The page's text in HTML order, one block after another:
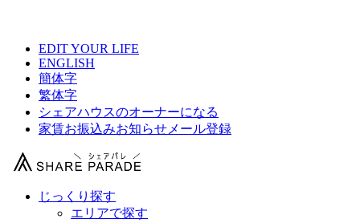
EDIT YOUR LIFE
ENGLISH
簡体字
繁体字
シェアハウスのオーナーになる
家賃お振込みお知らせメール登録
じっくり探す
エリアで探す